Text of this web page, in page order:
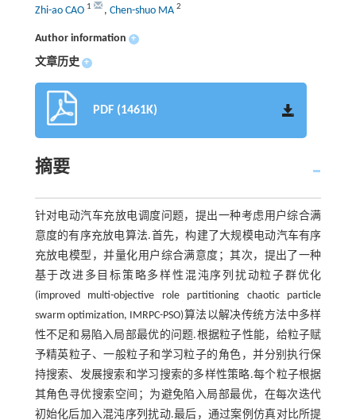
Zhi-ao CAO 1 , Chen-shuo MA 2
Author information +
文章历史 +
PDF (1461K)
摘要
针对电动汽车充放电调度问题，提出一种考虑用户综合满
意度的有序充放电算法.首先，构建了大规模电动汽车有序
充放电模型，并量化用户综合满意度；其次，提出了一种
基于改进多目标策略多样性混沌序列扰动粒子群优化
(improved multi-objective role partitioning chaotic particle
swarm optimization, IMRPC-PSO)算法以解决传统方法中多样
性不足和易陷入局部最优的问题.根据粒子性能，给粒子赋
予精英粒子、一般粒子和学习粒子的角色，并分别执行保
持搜索、发展搜索和学习搜索的多样性策略.每个粒子根据
其角色寻优搜索空间；为避免陷入局部最优，在每次迭代
初始化后加入混沌序列扰动.最后，通过案例仿真对比所提